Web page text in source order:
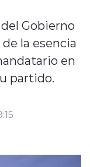
Gobierno
la esencia
en
partido.